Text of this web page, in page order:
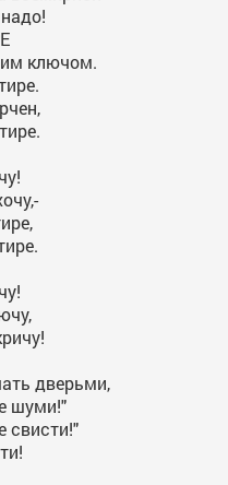
ключом.
дверьми,
шуми!"
свисти!"